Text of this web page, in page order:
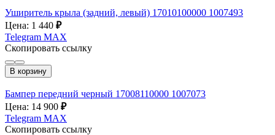
Уширитель крыла (задний, левый) 17010100000 1007493
Цена: 1 440 ₽
Telegram MAX
Скопировать ссылку
В корзину
Бампер передний черный 17008110000 1007073
Цена: 14 900 ₽
Telegram MAX
Скопировать ссылку